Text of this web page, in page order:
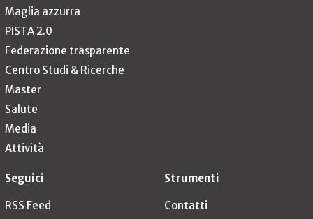
Maglia azzurra
PISTA 2.0
Federazione trasparente
Centro Studi & Ricerche
Master
Salute
Media
Attività
Seguici
RSS Feed
Strumenti
Contatti